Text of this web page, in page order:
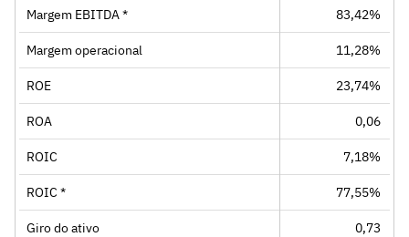
Margem EBITDA * 83,42%
Margem operacional 11,28%
ROE 23,74%
ROA 0,06
ROIC 7,18%
ROIC * 77,55%
Giro do ativo 0,73